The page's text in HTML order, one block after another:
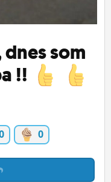
dnes som
!!
0